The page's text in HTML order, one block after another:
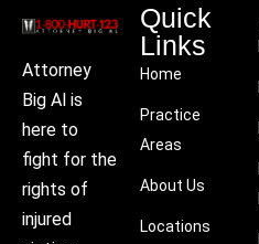
Attorney
Big Al is
here to
fight for the
rights of
injured
Quick
Links
Home
Practice
Areas
About Us
Locations